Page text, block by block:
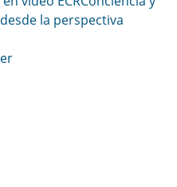
la perspectiva